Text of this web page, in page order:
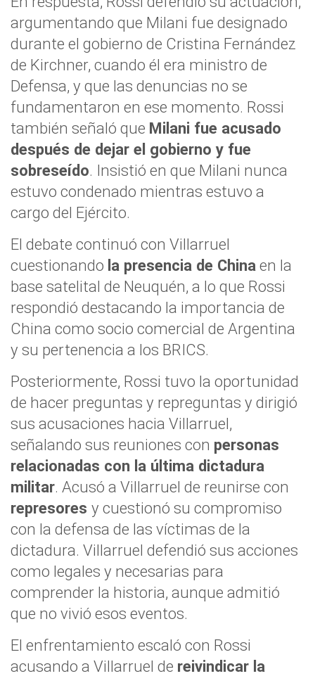
argumentando que Milani fue designado
durante el gobierno de Cristina Fernández
de Kirchner, cuando él era ministro de
Defensa, y que las denuncias no se
fundamentaron en ese momento. Rossi
también señaló que Milani fue acusado
después de dejar el gobierno y fue
sobreseído. Insistió en que Milani nunca
estuvo condenado mientras estuvo a
cargo del Ejército.
El debate continuó con Villarruel
cuestionando la presencia de China en la
base satelital de Neuquén, a lo que Rossi
respondió destacando la importancia de
China como socio comercial de Argentina
y su pertenencia a los BRICS.
Posteriormente, Rossi tuvo la oportunidad
de hacer preguntas y repreguntas y dirigió
sus acusaciones hacia Villarruel,
señalando sus reuniones con personas
relacionadas con la última dictadura
militar. Acusó a Villarruel de reunirse con
represores y cuestionó su compromiso
con la defensa de las víctimas de la
dictadura. Villarruel defendió sus acciones
como legales y necesarias para
comprender la historia, aunque admitió
que no vivió esos eventos.
El enfrentamiento escaló con Rossi
acusando a Villarruel de reivindicar la